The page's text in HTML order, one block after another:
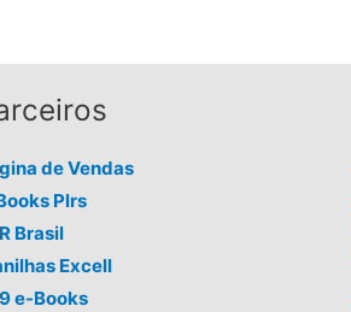
de Vendas
Plrs
Brasil
Excell
e-Books